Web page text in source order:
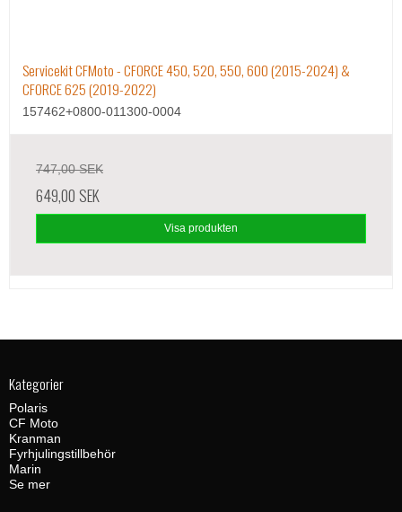
Servicekit CFMoto - CFORCE 450, 520, 550, 600 (2015-2024) &
CFORCE 625 (2019-2022)
157462+0800-011300-0004
747,00 SEK
649,00 SEK
Visa produkten
Kategorier
Polaris
CF Moto
Kranman
Fyrhjulingstillbehör
Marin
Se mer